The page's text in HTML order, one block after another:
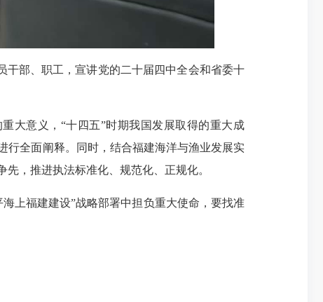
部、职工，宣讲党的二十届四中全会和省委十
大意义，“十四五”时期我国发展取得的重大成
行全面阐释。同时，结合福建海洋与渔业发展实
，推进执法标准化、规范化、正规化。
上福建建设”战略部署中担负重大使命，要找准